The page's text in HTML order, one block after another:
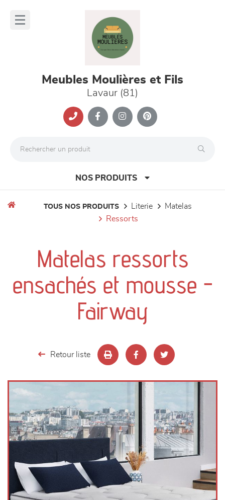
Meubles Moulières et Fils
Lavaur (81)
NOS PRODUITS
séjours
meubles de complément
chambres et dressing
TOUS NOS PRODUITS literie
matelas
ressorts
Matelas ressorts
ensachés et mousse -
Fairway
Retour liste